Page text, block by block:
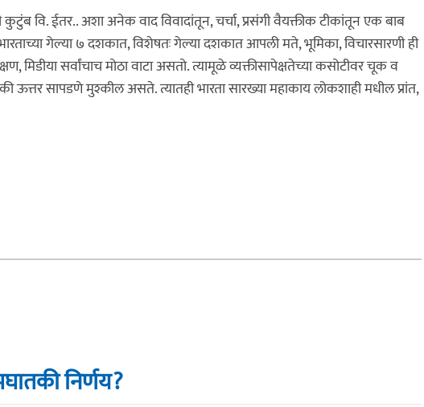
कुटुंब वि. ईतर.. अशा अनेक वाद विवादांतून, चर्चा, प्रसंगी वैयक्तीक टीकांतून एक बाब
गेल्या ७ दशकात, विशेषतः गेल्या दशकात आपली मते, भूमिका, विचारसारणी ही
मिडीया सर्वांचाच मोठा वाटा असतो. त्यामूळे व्यक्तीसापेक्षतेच्या कसोटीवर चूक व
ऊत्तर सापडणे मुश्कील असते. त्यातही भारता सारख्या महाकाय लोकशाही मधील प्रांत,
ची ५ वर्षे: २०१४-१९: आकडेवारी
निर्णय?